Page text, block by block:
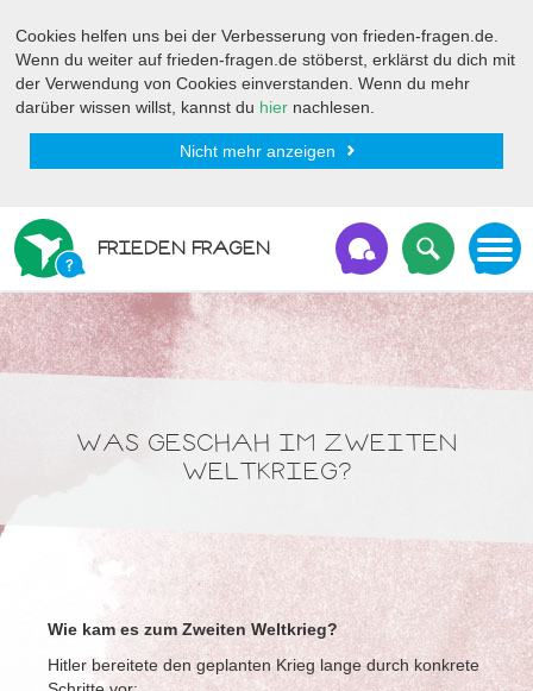
Cookies helfen uns bei der Verbesserung von frieden-fragen.de.
Wenn du weiter auf frieden-fragen.de stöberst, erklärst du dich mit
der Verwendung von Cookies einverstanden. Wenn du mehr
darüber wissen willst, kannst du hier nachlesen.
Nicht mehr anzeigen
FRIEDEN FRAGEN
WAS GESCHAH IM ZWEITEN
WELTKRIEG?
Wie kam es zum Zweiten Weltkrieg?
Hitler bereitete den geplanten Krieg lange durch konkrete